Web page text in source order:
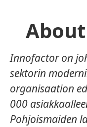
Innofactor on
sektorin
organisaation
000
Pohjoismaiden